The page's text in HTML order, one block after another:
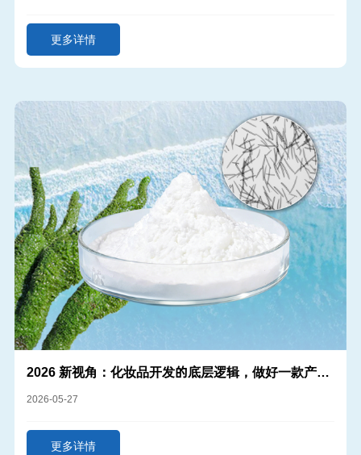
更多详情
2026 新视角：化妆品开发的底层逻辑，做好一款产
品，从选对原料开始
2026-05-27
更多详情